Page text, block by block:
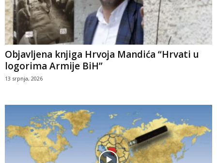
Objavljena knjiga Hrvoja Mandića “Hrvati u
logorima Armije BiH”
13 srpnja, 2026